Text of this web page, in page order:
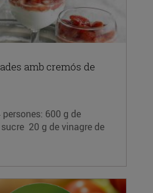
amb cremós de
600 g de
20 g de vinagre de